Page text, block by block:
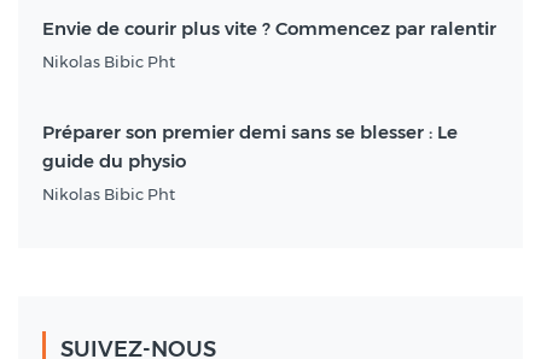
Envie de courir plus vite ? Commencez par ralentir
Nikolas Bibic Pht
Préparer son premier demi sans se blesser : Le
guide du physio
Nikolas Bibic Pht
SUIVEZ-NOUS